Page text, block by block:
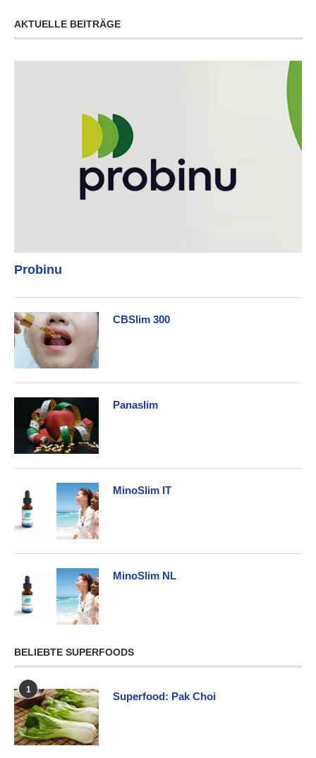
AKTUELLE BEITRÄGE
Probinu
CBSlim 300
Panaslim
MinoSlim IT
MinoSlim NL
BELIEBTE SUPERFOODS
1
Superfood: Pak Choi